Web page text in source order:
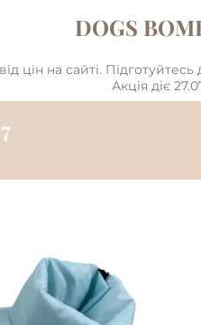
DOGS
цін на сайті.
Акція діє